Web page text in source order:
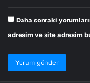
Daha sonraki
adresim ve site adresim